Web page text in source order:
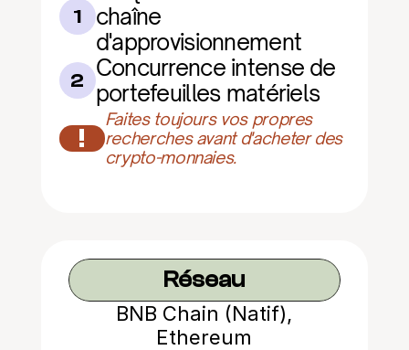
1
chaîne
d'approvisionnement
2 Concurrence intense de
portefeuilles matériels
!
Faites toujours vos propres
recherches avant d'acheter des
crypto-monnaies.
Réseau
BNB Chain (Natif),
Ethereum